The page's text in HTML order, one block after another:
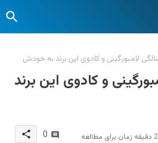
لامبورگینی و کادوی این برند
2 دقیقه زمان برای مطالعه 0
share